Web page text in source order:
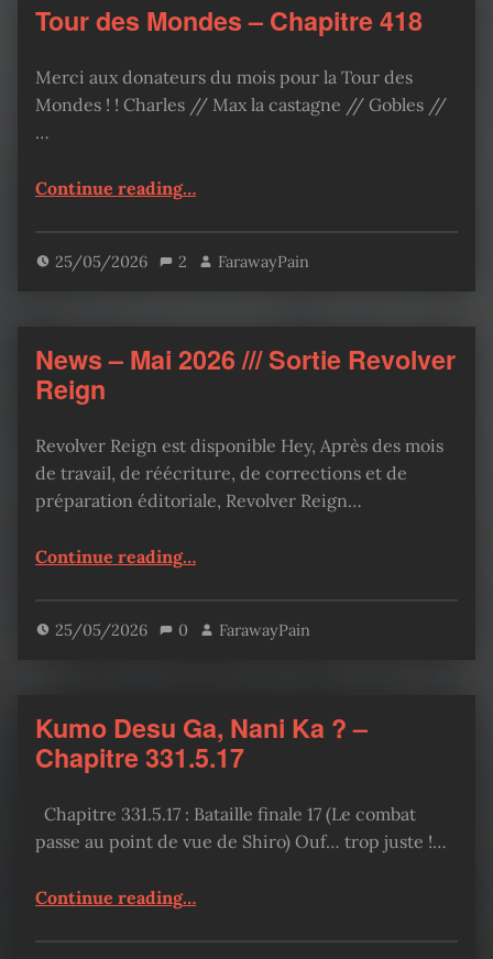
Tour des Mondes – Chapitre 418
Merci aux donateurs du mois pour la Tour des
Mondes ! ! Charles // Max la castagne // Gobles //
…
Continue reading“Tour des Mondes – Chapitre 418”
…
25/05/2026 2 FarawayPain
News – Mai 2026 /// Sortie Revolver
Reign
Revolver Reign est disponible Hey, Après des mois
de travail, de réécriture, de corrections et de
préparation éditoriale, Revolver Reign…
Continue reading“News – Mai 2026 /// Sortie Revolver Reign”
…
25/05/2026 0 FarawayPain
Kumo Desu Ga, Nani Ka ? –
Chapitre 331.5.17
Chapitre 331.5.17 : Bataille finale 17 (Le combat
passe au point de vue de Shiro) Ouf… trop juste !…
Continue reading“Kumo Desu Ga, Nani Ka ? – Chapitre 331.5.17”
…